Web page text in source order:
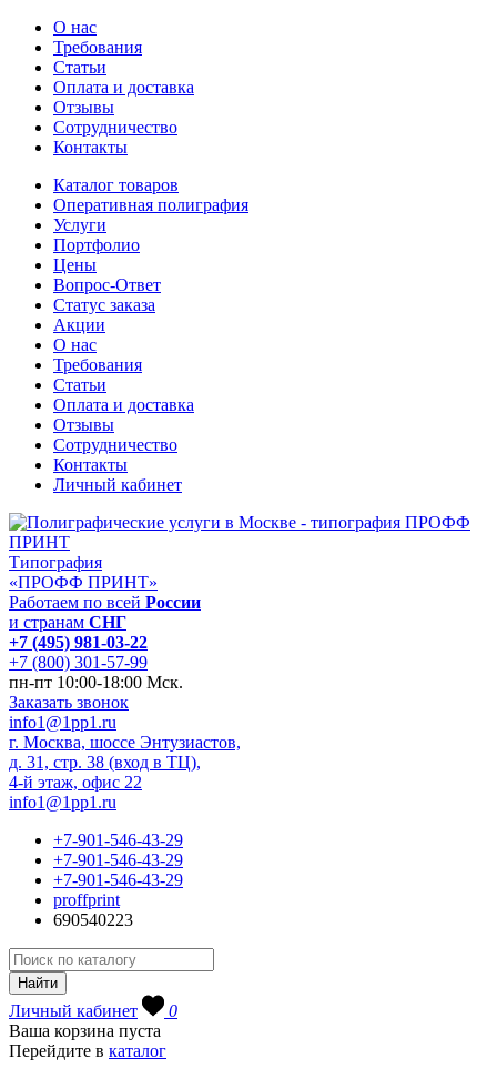
О нас
Требования
Статьи
Оплата и доставка
Отзывы
Сотрудничество
Контакты
Каталог товаров
Оперативная полиграфия
Услуги
Портфолио
Цены
Вопрос-Ответ
Статус заказа
Акции
О нас
Требования
Статьи
Оплата и доставка
Отзывы
Сотрудничество
Контакты
Личный кабинет
Типография
«ПРОФФ ПРИНТ»
Работаем по всей России
и странам СНГ
+7 (495) 981-03-22
+7 (800) 301-57-99
пн-пт 10:00-18:00 Мск.
Заказать звонок
info1@1pp1.ru
г. Москва, шоссе Энтузиастов,
д. 31, стр. 38 (вход в ТЦ),
4-й этаж, офис 22
info1@1pp1.ru
+7-901-546-43-29
+7-901-546-43-29
+7-901-546-43-29
proffprint
690540223
Личный кабинет
0
Ваша корзина пуста
Перейдите в каталог